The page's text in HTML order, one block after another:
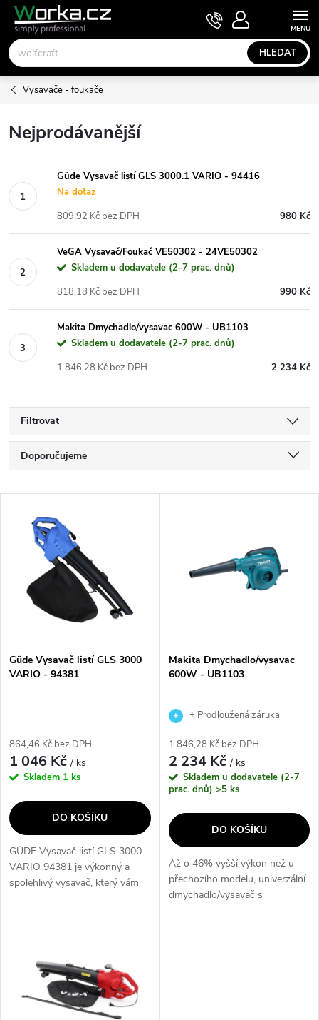
Přejít
obsah
HLEDAT
NÁKUPNÍ
KOŠÍK
Vysavače - foukače
Nejprodávanější
Güde Vysavač listí GLS 3000.1 VARIO - 94416
Na dotaz
980 Kč
809,92 Kč bez DPH
VeGA Vysavač/Foukač VE50302 - 24VE50302
Skladem u dodavatele (2-7 prac. dnů)
990 Kč
818,18 Kč bez DPH
Makita Dmychadlo/vysavac 600W - UB1103
Skladem u dodavatele (2-7 prac. dnů)
2 234 Kč
1 846,28 Kč bez DPH
Filtrovat
Ř
a
p
o
d
u
k
t
ů
Doporučujeme
Nejprodávanější
Abecedně
s
p
o
d
u
k
t
Güde Vysavač listí GLS 3000
VARIO - 94381
864,46 Kč bez DPH
1 046 Kč/ ks
Skladem 1 ks
DO KOŠÍKU
GÜDE Vysavač listí GLS 3000
VARIO 94381 je výkonný a
spolehlivý vysavač, který vám
a nečistoty z vaší zahrady. Díky
Makita Dmychadlo/vysavac
600W - UB1103
+ Prodloužená záruka
1 846,28 Kč bez DPH
2 234 Kč/ ks
Skladem u dodavatele (2-7
prac. dnů) >5 ks
DO KOŠÍKU
Až o 46% vyšší výkon než u
přechozího modelu, univerzální
dmychadlo/vysavač s
volitelným sáčkem na prach a